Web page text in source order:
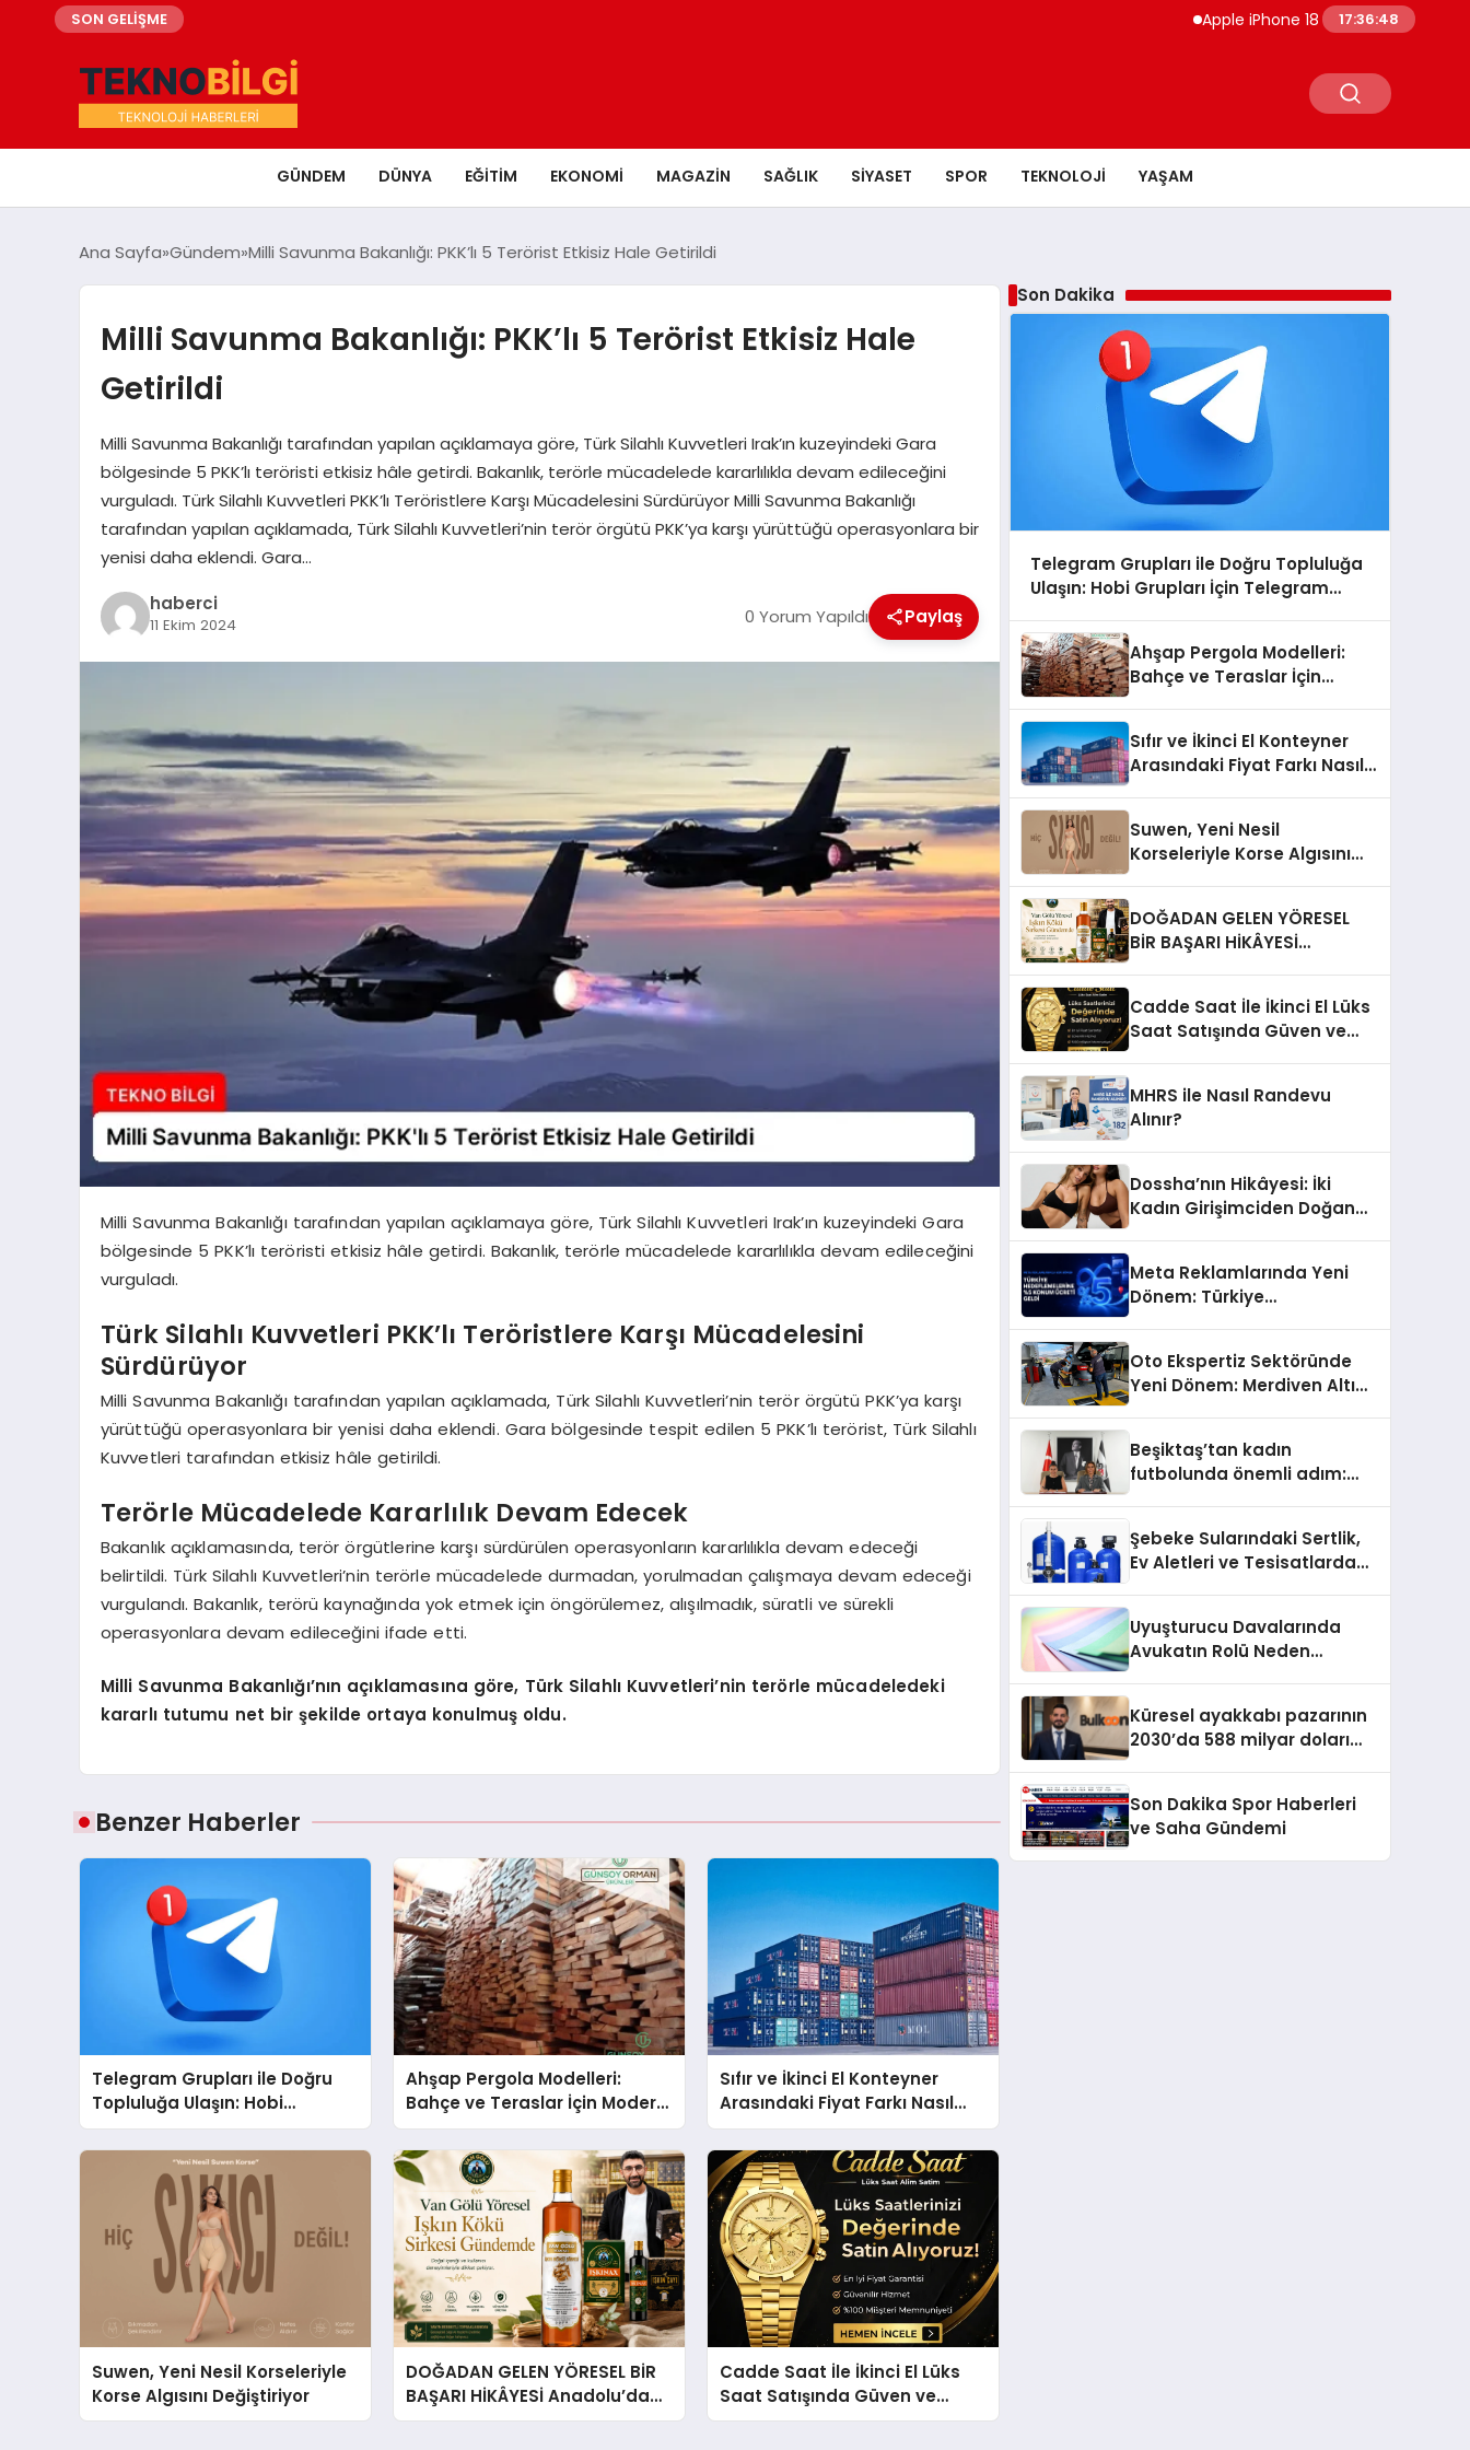
SON GELİŞME Apple iPhone 18 Pro Etkinlik Tarihi Sızdı
17:36:49
GÜNDEM DÜNYA EĞITIM EKONOMI MAGAZIN SAĞLIK SIYASET SPOR TEKNOLOJI YAŞAM
Ana Sayfa Gündem Milli Savunma Bakanlığı: PKK’lı 5 Terörist Etkisiz Hale Getirildi
Milli Savunma Bakanlığı: PKK’lı 5 Terörist Etkisiz Hale
Getirildi
Milli Savunma Bakanlığı tarafından yapılan açıklamaya göre, Türk Silahlı Kuvvetleri Irak’ın kuzeyindeki Gara
bölgesinde 5 PKK’lı teröristi etkisiz hâle getirdi. Bakanlık, terörle mücadelede kararlılıkla devam edileceğini
vurguladı. Türk Silahlı Kuvvetleri PKK’lı Teröristlere Karşı Mücadelesini Sürdürüyor Milli Savunma Bakanlığı
tarafından yapılan açıklamada, Türk Silahlı Kuvvetleri’nin terör örgütü PKK’ya karşı yürüttüğü operasyonlara bir
yenisi daha eklendi. Gara…
haberci
11 Ekim 2024 0 Yorum Yapıldı Paylaş
Milli Savunma Bakanlığı tarafından yapılan açıklamaya göre, Türk Silahlı Kuvvetleri Irak’ın kuzeyindeki Gara
bölgesinde 5 PKK’lı teröristi etkisiz hâle getirdi. Bakanlık, terörle mücadelede kararlılıkla devam edileceğini
vurguladı.
Türk Silahlı Kuvvetleri PKK’lı Teröristlere Karşı Mücadelesini
Sürdürüyor
Milli Savunma Bakanlığı tarafından yapılan açıklamada, Türk Silahlı Kuvvetleri’nin terör örgütü PKK’ya karşı
yürüttüğü operasyonlara bir yenisi daha eklendi. Gara bölgesinde tespit edilen 5 PKK’lı terörist, Türk Silahlı
Kuvvetleri tarafından etkisiz hâle getirildi.
Terörle Mücadelede Kararlılık Devam Edecek
Bakanlık açıklamasında, terör örgütlerine karşı sürdürülen operasyonların kararlılıkla devam edeceği
belirtildi. Türk Silahlı Kuvvetleri’nin terörle mücadelede durmadan, yorulmadan çalışmaya devam edeceği
vurgulandı. Bakanlık, terörü kaynağında yok etmek için öngörülemez, alışılmadık, süratli ve sürekli
operasyonlara devam edileceğini ifade etti.
Milli Savunma Bakanlığı’nın açıklamasına göre, Türk Silahlı Kuvvetleri’nin terörle mücadeledeki
kararlı tutumu net bir şekilde ortaya konulmuş oldu.
Benzer Haberler
Telegram Grupları ile Doğru
Topluluğa Ulaşın: Hobi
Grupları İçin Telegram
Kullanımı
Ahşap Pergola Modelleri:
Bahçe ve Teraslar İçin Modern
Tasarım Fikirleri
Sıfır ve İkinci El Konteyner
Arasındaki Fiyat Farkı Nasıl
Oluşur?
Suwen, Yeni Nesil Korseleriyle
Korse Algısını Değiştiriyor
DOĞADAN GELEN YÖRESEL BİR
BAŞARI HİKÂYESİ Anadolu’dan
Çıkan Güçlü Bir Başarı
Cadde Saat İle İkinci El Lüks
Saat Satışında Güven ve
Doğru Değerleme
Son Dakika
Telegram Grupları ile Doğru Topluluğa
Ulaşın: Hobi Grupları İçin Telegram
Ahşap Pergola Modelleri:
Bahçe ve Teraslar İçin
Sıfır ve İkinci El Konteyner
Arasındaki Fiyat Farkı Nasıl
Suwen, Yeni Nesil
Korseleriyle Korse Algısını
DOĞADAN GELEN YÖRESEL
BİR BAŞARI HİKÂYESİ
Yöresel Işkın Kökü Sirkesi
Cadde Saat İle İkinci El Lüks
Saat Satışında Güven ve
MHRS ile Nasıl Randevu
Alınır?
Dossha’nın Hikâyesi: İki
Kadın Girişimciden Doğan
Meta Reklamlarında Yeni
Dönem: Türkiye
Oto Ekspertiz Sektöründe
Yeni Dönem: Merdiven Altı
Beşiktaş’tan kadın
futbolunda önemli adım:
Gündoğdu kulüp hafızasını
geleceğe taşıyacak
Şebeke Sularındaki Sertlik,
Ev Aletleri ve Tesisatlarda
Uyuşturucu Davalarında
Avukatın Rolü Neden
Küresel ayakkabı pazarının
2030’da 588 milyar doları
Son Dakika Spor Haberleri
ve Saha Gündemi